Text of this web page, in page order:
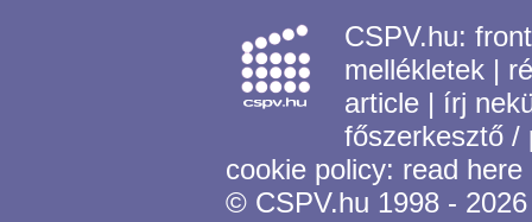
CSPV.hu:
mellékletek |
article | írj
főszerkesztő
cookie policy: read here
© CSPV.hu 1998 - 2026